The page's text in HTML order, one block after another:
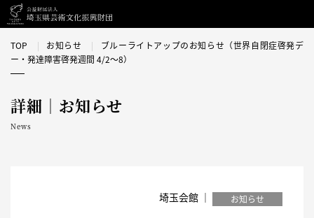
TOP お知らせ
ブルーライトアップのお知らせ（世界自閉症啓発デ
ー・発達障害啓発週間 4/2～8）
詳細｜お知らせ
News
埼玉会館 ｜ お知らせ